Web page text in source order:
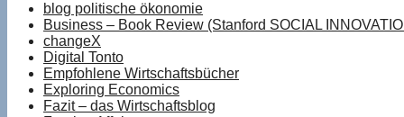
blog politische ökonomie
Business – Book Review (Stanford SOCIAL
changeX
Digital Tonto
Empfohlene Wirtschaftsbücher
Exploring Economics
Fazit – das Wirtschaftsblog